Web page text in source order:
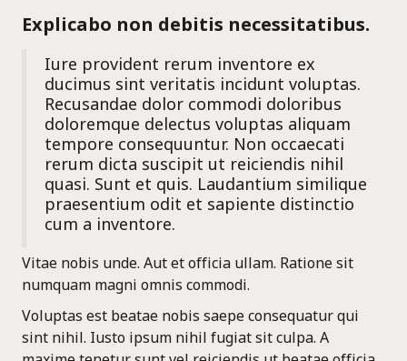
Explicabo non debitis necessitatibus.
Iure provident rerum inventore ex
ducimus sint veritatis incidunt voluptas.
Recusandae dolor commodi doloribus
doloremque delectus voluptas aliquam
tempore consequuntur. Non occaecati
rerum dicta suscipit ut reiciendis nihil
quasi. Sunt et quis. Laudantium similique
praesentium odit et sapiente distinctio
cum a inventore.
Vitae nobis unde. Aut et officia ullam. Ratione sit
numquam magni omnis commodi.
Voluptas est beatae nobis saepe consequatur qui
sint nihil. Iusto ipsum nihil fugiat sit culpa. A